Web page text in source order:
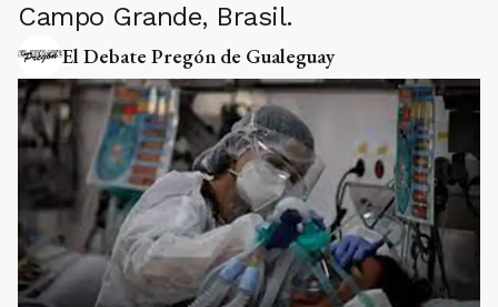
Campo Grande, Brasil.
El Debate Pregón de Gualeguay